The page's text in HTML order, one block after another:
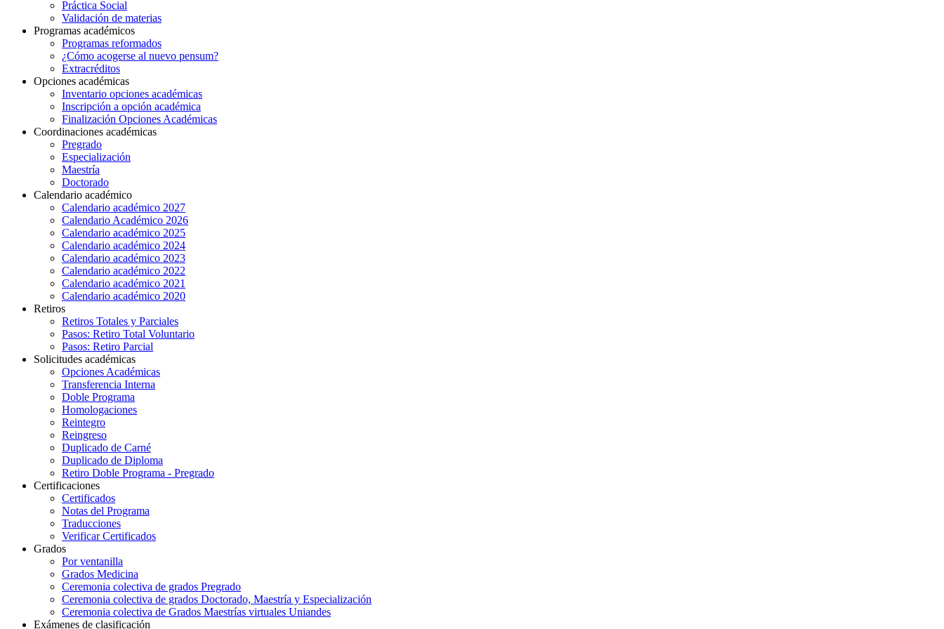
Práctica Social
Validación de materias
Programas académicos
Programas reformados
¿Cómo acogerse al nuevo pensum?
Extracréditos
Opciones académicas
Inventario opciones académicas
Inscripción a opción académica
Finalización Opciones Académicas
Coordinaciones académicas
Pregrado
Especialización
Maestría
Doctorado
Calendario académico
Calendario académico 2027
Calendario Académico 2026
Calendario académico 2025
Calendario académico 2024
Calendario académico 2023
Calendario académico 2022
Calendario académico 2021
Calendario académico 2020
Retiros
Retiros Totales y Parciales
Pasos: Retiro Total Voluntario
Pasos: Retiro Parcial
Solicitudes académicas
Opciones Académicas
Transferencia Interna
Doble Programa
Homologaciones
Reintegro
Reingreso
Duplicado de Carné
Duplicado de Diploma
Retiro Doble Programa - Pregrado
Certificaciones
Certificados
Notas del Programa
Traducciones
Verificar Certificados
Grados
Por ventanilla
Grados Medicina
Ceremonia colectiva de grados Pregrado
Ceremonia colectiva de grados Doctorado, Maestría y Especialización
Ceremonia colectiva de Grados Maestrías virtuales Uniandes
Exámenes de clasificación